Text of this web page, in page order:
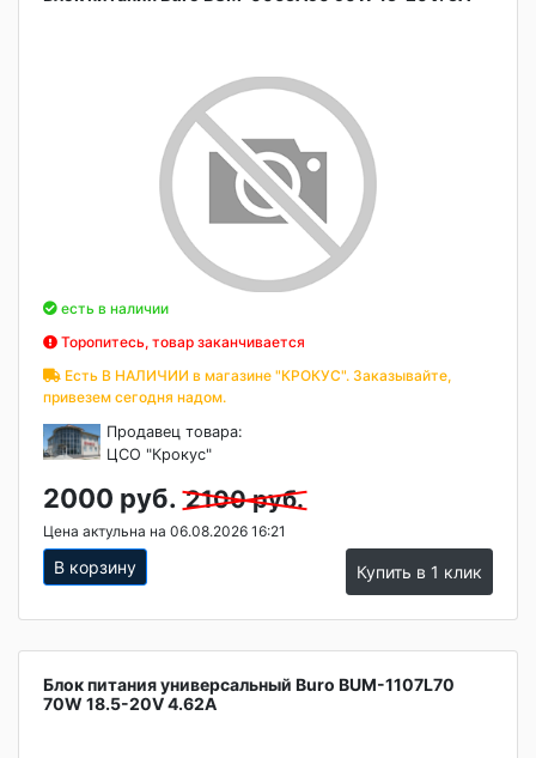
есть в наличии
Торопитесь, товар заканчивается
Есть В НАЛИЧИИ в магазине "КРОКУС". Заказывайте,
привезем сегодня надом.
Продавец товара:
ЦСО "Крокус"
2000 руб. 2100 руб.
Цена актульна на 06.08.2026 16:21
В корзину Купить в 1 клик
Блок питания универсальный Buro BUM-1107L70
70W 18.5-20V 4.62A